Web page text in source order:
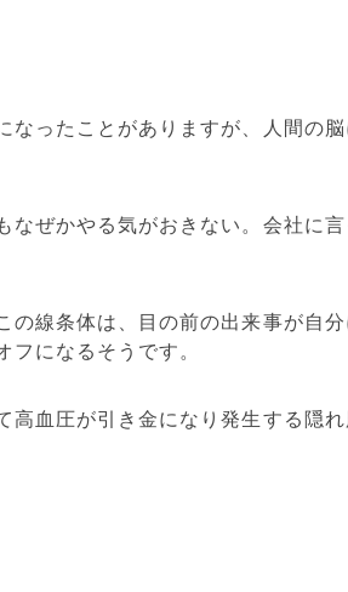
ったことがありますが、人間の
ぜかやる気がおきない。会社に
線条体は、目の前の出来事が自
になるそうです。
血圧が引き金になり発生する隠